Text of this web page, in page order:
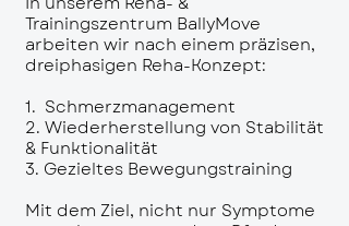
Trainingszentrum BallyMove
arbeiten wir nach einem präzisen,
dreiphasigen Reha-Konzept:
1. Schmerzmanagement
2. Wiederherstellung von Stabilität
& Funktionalität
3. Gezieltes Bewegungstraining
Mit dem Ziel, nicht nur Symptome